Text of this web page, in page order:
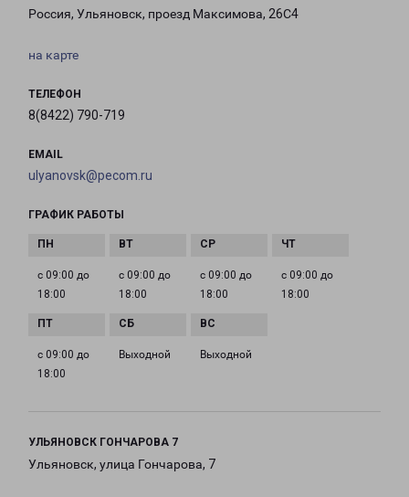
Россия, Ульяновск, проезд Максимова, 26С4
на карте
ТЕЛЕФОН
8(8422) 790-719
EMAIL
ulyanovsk@pecom.ru
ГРАФИК РАБОТЫ
с 09:00 до
18:00
с 09:00 до
18:00
с 09:00 до
18:00
с 09:00 до
18:00
с 09:00 до
18:00
Выходной Выходной
УЛЬЯНОВСК ГОНЧАРОВА 7
Ульяновск, улица Гончарова, 7